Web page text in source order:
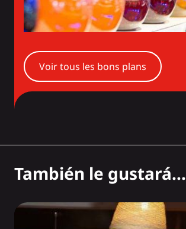
Voir tous les bons plans
También le gustará...